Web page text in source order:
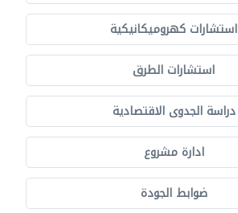
استشارات كهروميكانيكية
استشارات الطرق
دراسة الجدوى الاقتصادية
ادارة مشروع
ضوابط الجودة